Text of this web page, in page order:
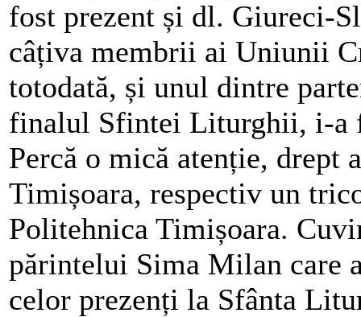
fost prezent și dl. Giureci-
câțiva membrii ai Uniunii
totodată, și unul dintre
finalul Sfintei Liturghii, i-a
Percă o mică atenție, drept
Timișoara, respectiv un
Politehnica Timișoara.
părintelui Sima Milan care
celor prezenți la Sfânta